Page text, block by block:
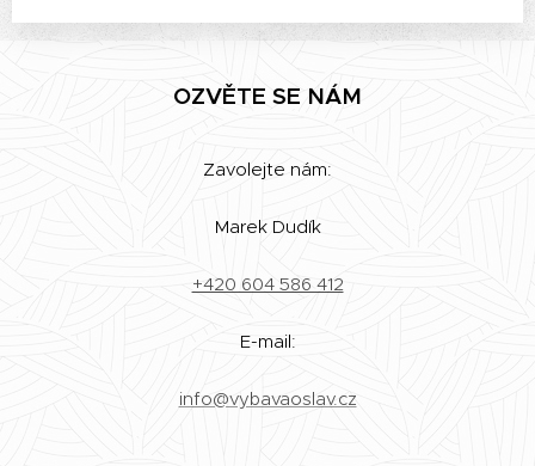
OZVĚTE SE NÁM
Zavolejte nám:
Marek Dudík
+420 604 586 412
E-mail:
info@vybavaoslav.cz